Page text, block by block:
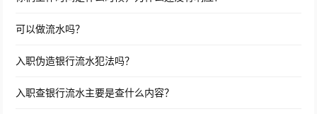
可以做流水吗？
入职伪造银行流水犯法吗？
入职查银行流水主要是查什么内容？